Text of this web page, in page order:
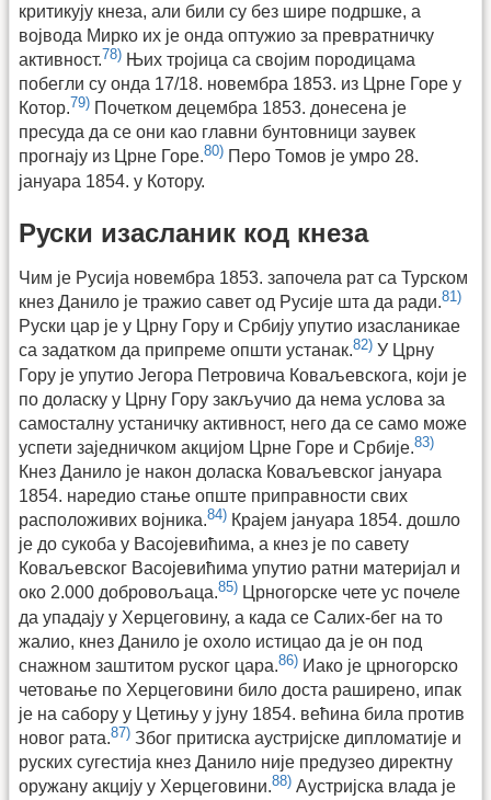
критикују кнеза, али били су без шире подршке, а
војвода Мирко их је онда оптужио за превратничку
активност.78) Њих тројица са својим породицама
побегли су онда 17/18. новембра 1853. из Црне Горе у
Котор.79) Почетком децембра 1853. донесена је
пресуда да се они као главни бунтовници заувек
прогнају из Црне Горе.80) Перо Томов је умро 28.
јануара 1854. у Котору.
Руски изасланик код кнеза
Чим је Русија новембра 1853. започела рат са Турском
кнез Данило је тражио савет од Русије шта да ради.81)
Руски цар је у Црну Гору и Србију упутио изасланикае
са задатком да припреме општи устанак.82) У Црну
Гору је упутио Јегора Петровича Коваљевскога, који је
по доласку у Црну Гору закључио да нема услова за
самосталну устаничку активност, него да се само може
успети заједничком акцијом Црне Горе и Србије.83)
Кнез Данило је након доласка Коваљевског јануара
1854. наредио стање опште приправности свих
расположивих војника.84) Крајем јануара 1854. дошло
је до сукоба у Васојевићима, а кнез је по савету
Коваљевског Васојевићима упутио ратни материјал и
око 2.000 добровољаца.85) Црногорске чете ус почеле
да упадају у Херцеговину, а када се Салих-бег на то
жалио, кнез Данило је охоло истицао да је он под
снажном заштитом руског цара.86) Иако је црногорско
четовање по Херцеговини било доста раширено, ипак
је на сабору у Цетињу у јуну 1854. већина била против
новог рата.87) Због притиска аустријске дипломатије и
руских сугестија кнез Данило није предузео директну
оружану акцију у Херцеговини.88) Аустријска влада је